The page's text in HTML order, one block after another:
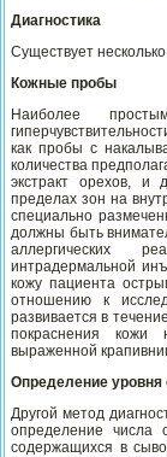
Диагностика
Существует
Кожные пробы
Наиболее
как пробы с
количества
экстракт орехов, и
пределах зон на
специально
должны быть
аллергических
интрадермальной
кожу пациента
отношению к
развивается в
покраснения кожи
выраженной
Определение уровня
Другой метод
определение числа
содержащихся в